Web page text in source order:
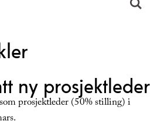
ny prosjektleder
prosjektleder (50% stilling) i